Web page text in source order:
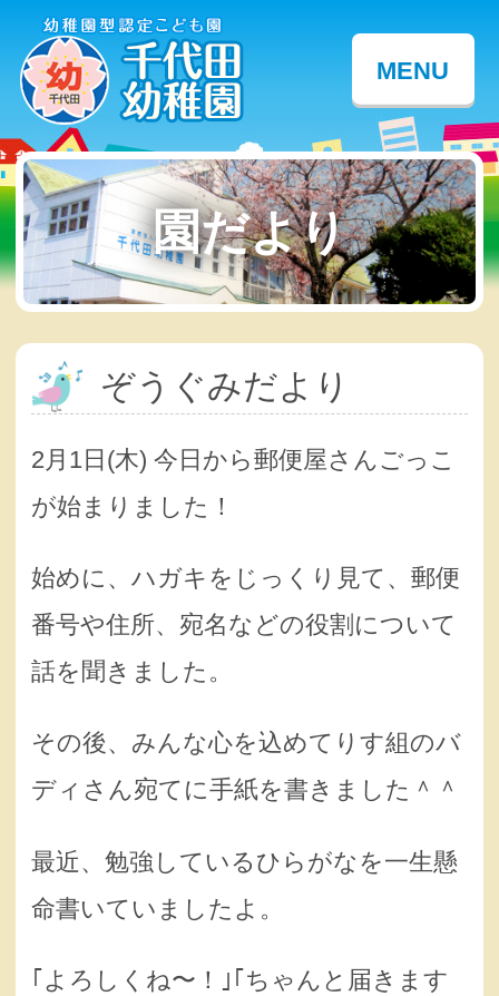
MENU
園だより
ぞうぐみだより
2月1日(木) 今日から郵便屋さんごっこ
が始まりました！
始めに、ハガキをじっくり見て、郵便
番号や住所、宛名などの役割について
話を聞きました。
その後、みんな心を込めてりす組のバ
ディさん宛てに手紙を書きました＾＾
最近、勉強しているひらがなを一生懸
命書いていましたよ。
｢よろしくね〜！｣｢ちゃんと届きます